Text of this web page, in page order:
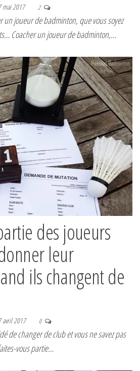
mai 2017 2
un joueur de badminton, que vous soyez
Coacher un joueur de badminton,…
des joueurs
leur
ils changent de
avril 2017 0
de changer de club et vous ne savez pas
vous partie…